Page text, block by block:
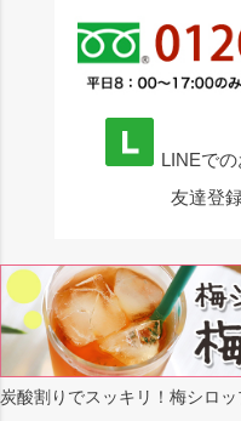
LINEで
友達登
炭酸割りでスッキリ！梅シロッ